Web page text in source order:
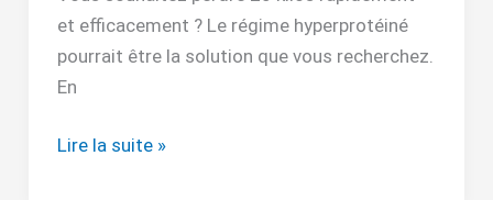
et efficacement ? Le régime hyperprotéiné
pourrait être la solution que vous recherchez.
En
Lire la suite »